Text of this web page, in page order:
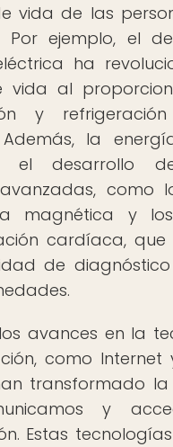
vida de las
Por ejemplo, el
ha
vida al
y
Además, la
el desarrollo
como
magnética y
cardíaca,
de
avances en la
como Internet
transformado
y
Estas